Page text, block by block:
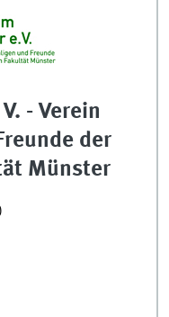
- Verein
der
Münster